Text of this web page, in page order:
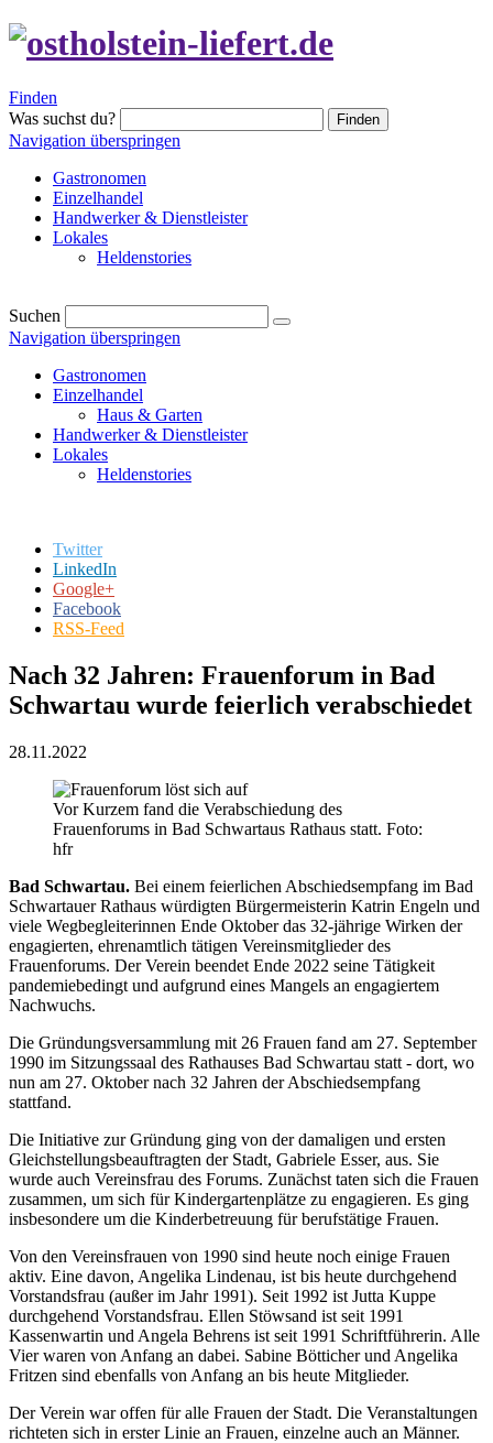
Finden
Was suchst du?
Finden
Navigation überspringen
Gastronomen
Einzelhandel
Handwerker & Dienstleister
Lokales
Heldenstories
Suchen
Navigation überspringen
Gastronomen
Einzelhandel
Haus & Garten
Handwerker & Dienstleister
Lokales
Heldenstories
Twitter
LinkedIn
Google+
Facebook
RSS-Feed
Nach 32 Jahren: Frauenforum in Bad
Schwartau wurde feierlich verabschiedet
28.11.2022
Vor Kurzem fand die Verabschiedung des
Frauenforums in Bad Schwartaus Rathaus statt. Foto:
hfr
Bad Schwartau. Bei einem feierlichen Abschiedsempfang im Bad
Schwartauer Rathaus würdigten Bürgermeisterin Katrin Engeln und
viele Wegbegleiterinnen Ende Oktober das 32-jährige Wirken der
engagierten, ehrenamtlich tätigen Vereinsmitglieder des
Frauenforums. Der Verein beendet Ende 2022 seine Tätigkeit
pandemiebedingt und aufgrund eines Mangels an engagiertem
Nachwuchs.
Die Gründungsversammlung mit 26 Frauen fand am 27. September
1990 im Sitzungssaal des Rathauses Bad Schwartau statt - dort, wo
nun am 27. Oktober nach 32 Jahren der Abschiedsempfang
stattfand.
Die Initiative zur Gründung ging von der damaligen und ersten
Gleichstellungsbeauftragten der Stadt, Gabriele Esser, aus. Sie
wurde auch Vereinsfrau des Forums. Zunächst taten sich die Frauen
zusammen, um sich für Kindergartenplätze zu engagieren. Es ging
insbesondere um die Kinderbetreuung für berufstätige Frauen.
Von den Vereinsfrauen von 1990 sind heute noch einige Frauen
aktiv. Eine davon, Angelika Lindenau, ist bis heute durchgehend
Vorstandsfrau (außer im Jahr 1991). Seit 1992 ist Jutta Kuppe
durchgehend Vorstandsfrau. Ellen Stöwsand ist seit 1991
Kassenwartin und Angela Behrens ist seit 1991 Schriftführerin. Alle
Vier waren von Anfang an dabei. Sabine Bötticher und Angelika
Fritzen sind ebenfalls von Anfang an bis heute Mitglieder.
Der Verein war offen für alle Frauen der Stadt. Die Veranstaltungen
richteten sich in erster Linie an Frauen, einzelne auch an Männer.